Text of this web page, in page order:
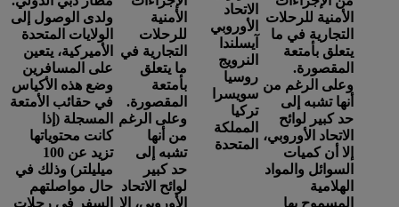
الأمنية للرحلات
التجارية في ما
يتعلق بأمتعة
المقصورة.
وعلى الرغم من
أنها تشبه إلى
حد كبير لوائح
الاتحاد الأوروبي،
إلا أن كميات
السوائل والمواد
الهلامية
المسموح بها
الاتحاد
الأوروبي
آيسلندا
النرويج
روسيا
سويسرا
تركيا
المملكة
المتحدة
الأمنية
للرحلات
التجارية في
ما يتعلق
بأمتعة
المقصورة.
وعلى الرغم
من أنها
تشبه إلى
حد كبير
لوائح الاتحاد
الأوروبي، إلا
ولدى الوصول إلى
الولايات المتحدة
الأميركية، يتعين
على المسافرين
وضع هذه الأكياس
في حقائب الأمتعة
المسجلة (إذا
كانت محتوياتها
تزيد عن 100
ميليلتر) وذلك في
حال مواصلتهم
السفر في رحلات